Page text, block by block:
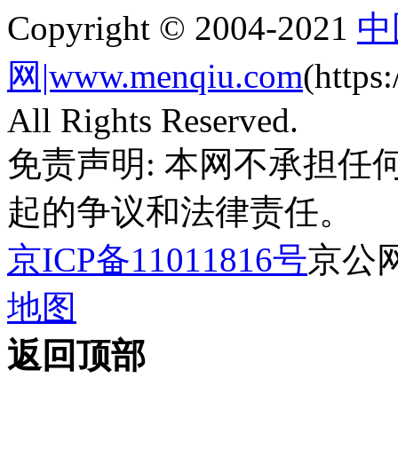
Copyright © 2004-2021
网|www.menqiu.com
All Rights Reserved.
免责声明: 本网不承担任
起的争议和法律责任。
京ICP备11011816号京公
地图
返回顶部